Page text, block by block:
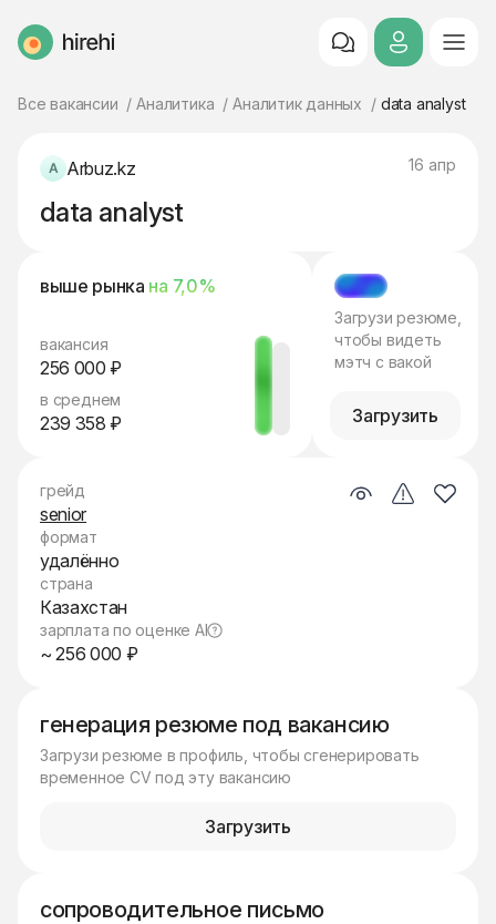
HireHi
Все вакансии Аналитика Аналитик данных data analyst
Arbuz.kz 16 апр
data analyst
выше рынка на 7,0%
вакансия
256 000 ₽
в среднем
239 358 ₽
МЭТЧ
Загрузи резюме,
чтобы видеть
мэтч с вакой
Загрузить
генерация резюме под вакансию
Загрузи резюме в профиль, чтобы сгенерировать
временное CV под эту вакансию
Загрузить
сопроводительное письмо
грейд
senior
формат
удалённо
страна
Казахстан
зарплата по оценке AI
~ 256 000 ₽